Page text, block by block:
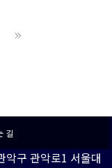
길
구 관악로1 서울대